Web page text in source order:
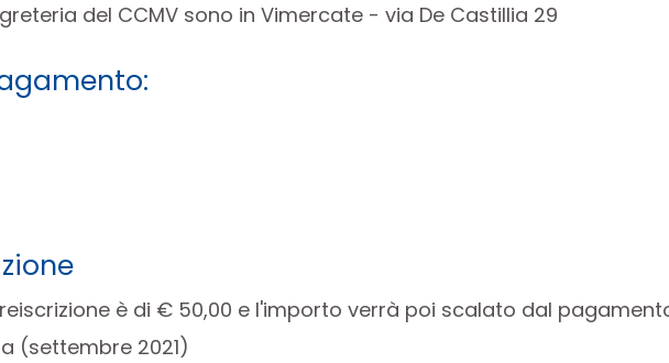
del CCMV sono in Vimercate - via De Castillia 29
è di € 50,00 e l'importo verrà poi scalato dal
(settembre 2021)